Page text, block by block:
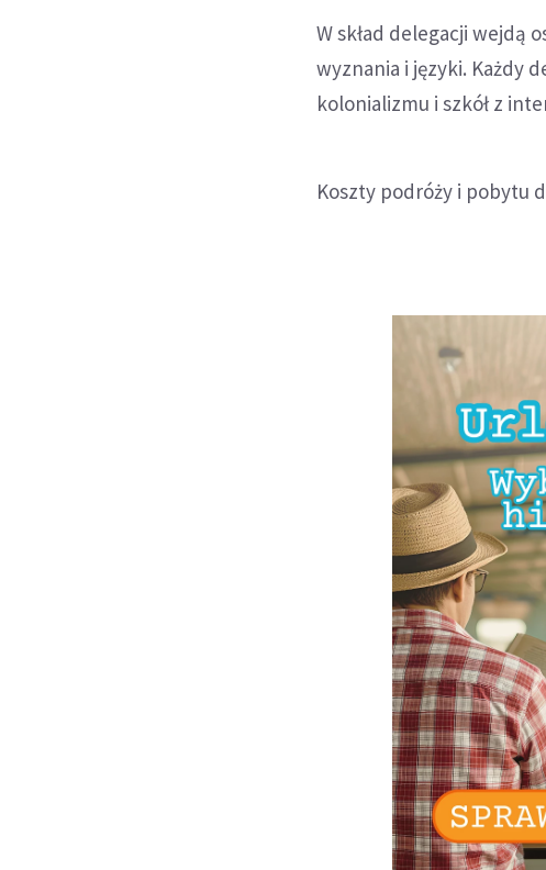
W skład delegacji wejdą
wyznania i języki. Każdy
kolonializmu i szkół z
Koszty podróży i pobytu